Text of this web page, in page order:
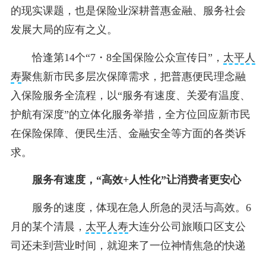
的现实课题，也是保险业深耕普惠金融、服务社会
发展大局的应有之义。
恰逢第14个“7・8全国保险公众宣传日”， 太平人
寿聚焦新市民多层次保障需求，把普惠便民理念融
入保险服务全流程，以“服务有速度、关爱有温度、
护航有深度”的立体化服务举措，全方位回应新市民
在保险保障、便民生活、金融安全等方面的各类诉
求。
服务有速度，“高效+人性化”让消费者更安心
服务的速度，体现在急人所急的灵活与高效。6
月的某个清晨， 太平人寿大连分公司旅顺口区支公
司还未到营业时间，就迎来了一位神情焦急的快递